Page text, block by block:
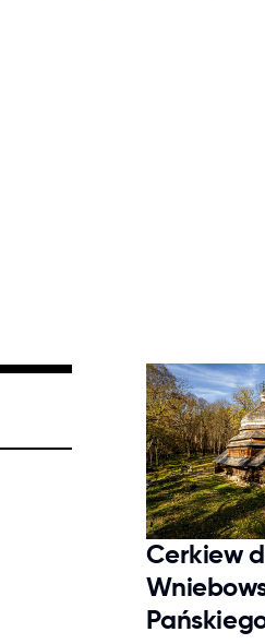
Cerkiew